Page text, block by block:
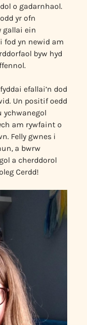
o gadarnhaol.
yr ofn
gallai ein
fod yn newid am
byw hyd
efallai’n dod
Un positif oedd
ychwanegol
am rywfaint o
Felly gwnes i
a bwrw
a cherddorol
Cerdd!